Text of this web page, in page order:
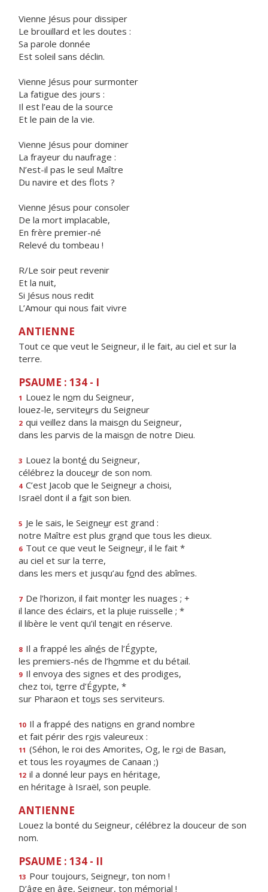
Vienne Jésus pour dissiper
Le brouillard et les doutes :
Sa parole donnée
Est soleil sans déclin.
Vienne Jésus pour surmonter
La fatigue des jours :
Il est l’eau de la source
Et le pain de la vie.
Vienne Jésus pour dominer
La frayeur du naufrage :
N’est-il pas le seul Maître
Du navire et des flots ?
Vienne Jésus pour consoler
De la mort implacable,
En frère premier-né
Relevé du tombeau !
R/Le soir peut revenir
Et la nuit,
Si Jésus nous redit
L’Amour qui nous fait vivre
ANTIENNE
Tout ce que veut le Seigneur, il le fait, au ciel et sur la
terre.
PSAUME : 134 - I
1 Louez le nom du Seigneur,
louez-le, serviteurs du Seigneur
2 qui veillez dans la maison du Seigneur,
dans les parvis de la maison de notre Dieu.
3 Louez la bonté du Seigneur,
célébrez la douceur de son nom.
4 C’est Jacob que le Seigneur a choisi,
Israël dont il a fait son bien.
5 Je le sais, le Seigneur est grand :
notre Maître est plus grand que tous les dieux.
6 Tout ce que veut le Seigneur, il le fait *
au ciel et sur la terre,
dans les mers et jusqu’au fond des abîmes.
7 De l’horizon, il fait monter les nuages ; +
il lance des éclairs, et la pluie ruisselle ; *
il libère le vent qu’il tenait en réserve.
8 Il a frappé les aînés de l’Égypte,
les premiers-nés de l’homme et du bétail.
9 Il envoya des signes et des prodiges,
chez toi, terre d’Égypte, *
sur Pharaon et tous ses serviteurs.
10 Il a frappé des nations en grand nombre
et fait périr des rois valeureux :
11 (Séhon, le roi des Amorites, Og, le roi de Basan,
et tous les royaumes de Canaan ;)
12 il a donné leur pays en héritage,
en héritage à Israël, son peuple.
ANTIENNE
Louez la bonté du Seigneur, célébrez la douceur de son
nom.
PSAUME : 134 - II
13 Pour toujours, Seigneur, ton nom !
D’âge en âge, Seigneur, ton mémorial !